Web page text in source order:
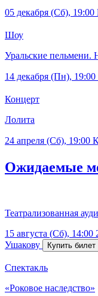
05 декабря (Сб), 19:00
Шоу
Уральские пельмени.
14 декабря (Пн), 19:00
Концерт
Лолита
24 апреля (Сб), 19:00
Ожидаемые
Театрализованная
15 августа (Сб), 14:00
Ушакову
Спектакль
«Роковое наследство»